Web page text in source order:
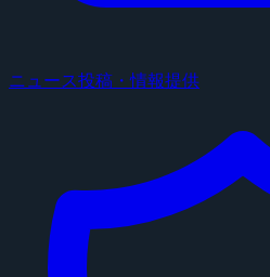
ニュース投稿・情報提供